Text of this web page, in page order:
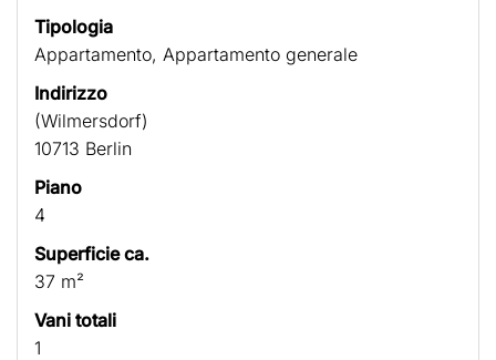
Tipologia
Appartamento, Appartamento generale
Indirizzo
(Wilmersdorf)
10713 Berlin
Piano
4
Superficie ca.
37 m²
Vani totali
1